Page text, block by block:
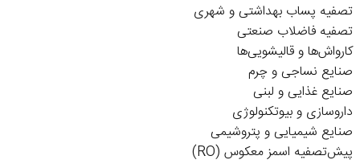
تصفیه پساب بهداشتی و شهری
تصفیه فاضلاب صنعتی
کارواش‌ها و قالیشویی‌ها
صنایع نساجی و چرم
صنایع غذایی و لبنی
داروسازی و بیوتکنولوژی
صنایع شیمیایی و پتروشیمی
پیش‌تصفیه اسمز معکوس (RO)